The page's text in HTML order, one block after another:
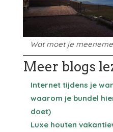
Wat moet je
Meer blogs
Internet tijdens je
waarom je bundel
doet)
Luxe houten